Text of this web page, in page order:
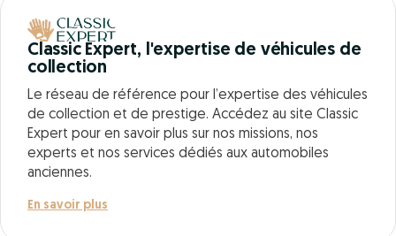
Classic Expert, l'expertise de véhicules de
collection
Le réseau de référence pour l’expertise des véhicules
de collection et de prestige. Accédez au site Classic
Expert pour en savoir plus sur nos missions, nos
experts et nos services dédiés aux automobiles
anciennes.
En savoir plus